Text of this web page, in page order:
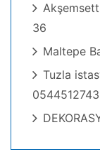
36
Maltepe
Tuzla